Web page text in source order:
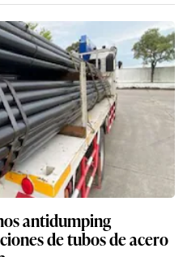
antidumping
de tubos de acero